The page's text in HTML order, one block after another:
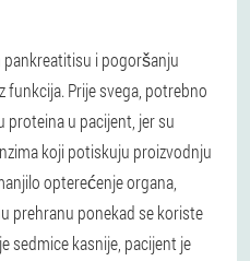
i pogoršanju
funkcija. Prije svega, potrebno
u pacijent, jer su
koji potiskuju proizvodnju
opterećenje organa,
prehranu ponekad se koriste
sedmice kasnije, pacijent je